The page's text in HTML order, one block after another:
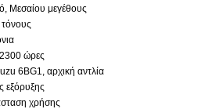
Μεσαίου μεγέθους
ώρες
6BG1, αρχική αντλία
εξόρυξης
χρήσης